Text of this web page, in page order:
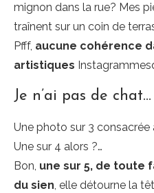
mignon dans la rue? Mes
traînent sur un coin de
Pfff, aucune cohérence
artistiques
Je n’ai pas de
Une photo sur 3 consacrée
Une sur 4 alors ?…
Bon, une sur 5, de toute
du sien, elle détourne la